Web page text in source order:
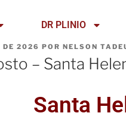
DR PLINIO
DE 2026 POR NELSON
– Santa
Santa